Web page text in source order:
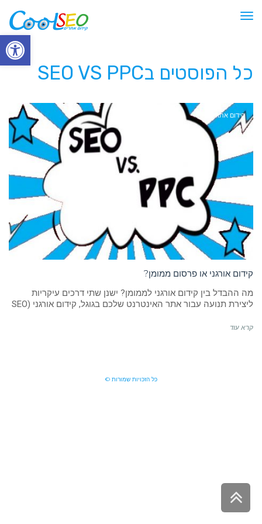
פתח
תפריט
כל הפוסטים בSEO VS PPC
קידום אתרים
קידום אורגני או פרסום ממומן?
מה ההבדל בין קידום אורגני לממומן? ישנן שתי דרכים עיקריות
ליצירת תנועה עבור אתר האינטרנט שלכם בגוגל, קידום אורגני (SEO
קרא עוד
כל הזכויות שמורות ©
לראש